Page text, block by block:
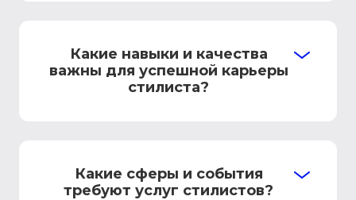
Какие навыки и качества
важны для успешной карьеры
стилиста?
Какие сферы и события
требуют услуг стилистов?